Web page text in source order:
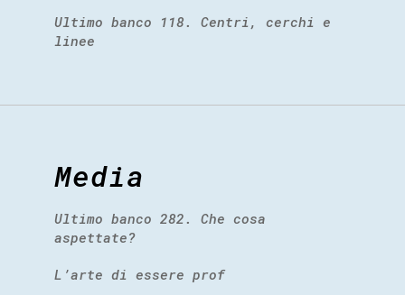
Ultimo banco 118. Centri, cerchi e
linee
Media
Ultimo banco 282. Che cosa
aspettate?
L’arte di essere prof